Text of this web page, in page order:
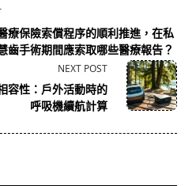
療保險索償程序的順利推進，在私
齒手術期間應索取哪些醫療報告？
NEXT POST
容性：戶外活動時的
呼吸機續航計算